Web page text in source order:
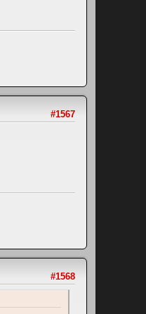
#1567
#1568